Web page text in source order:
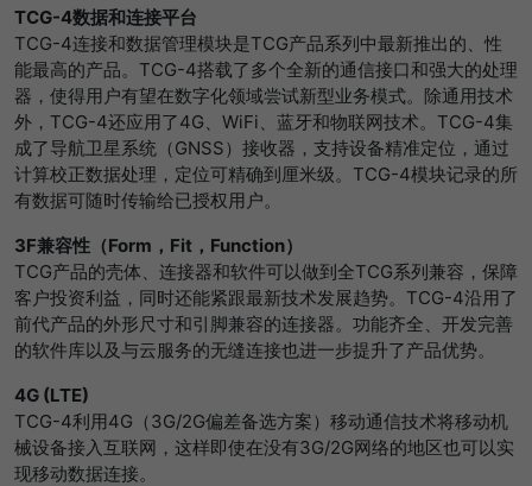
TCG-4数据和连接平台
TCG-4连接和数据管理模块是TCG产品系列中最新推出的、性
能最高的产品。TCG-4搭载了多个全新的通信接口和强大的处理
器，使得用户有望在数字化领域尝试新型业务模式。除通用技术
外，TCG-4还应用了4G、WiFi、蓝牙和物联网技术。TCG-4集
成了导航卫星系统（GNSS）接收器，支持设备精准定位，通过
计算校正数据处理，定位可精确到厘米级。TCG-4模块记录的所
有数据可随时传输给已授权用户。
3F兼容性（Form ， Fit ， Function）
TCG产品的壳体、连接器和软件可以做到全TCG系列兼容，保障
客户投资利益，同时还能紧跟最新技术发展趋势。TCG-4沿用了
前代产品的外形尺寸和引脚兼容的连接器。功能齐全、开发完善
的软件库以及与云服务的无缝连接也进一步提升了产品优势。
4G (LTE)
TCG-4利用4G（3G/2G偏差备选方案）移动通信技术将移动机
械设备接入互联网，这样即使在没有3G/2G网络的地区也可以实
现移动数据连接。
名字 _gat
提供者 谷歌
寿命 一天
谷歌分析使用此cookie来帮助降低请求速
上。
名字 _gid
寿命 一天
提供者 Empfehlungsbund
寿命 1 Jahr
目的
Wird von Empfehlungsbund.de gesetzt,
um die Session des Besuchers für
Bewerbungs- und
Empfehlungsfunktionen zu speichern.
LinkedIn/Marketing
Das LinkedIn Insight Tag wird verwendet, um Besuche und
Aktionen auf unserer Website nachzuverfolgen. Die Daten
helfen uns, die Wirksamkeit von Werbekampagnen zu
messen und interessenbasierte Werbung auf LinkedIn
anzuzeigen.
名字 li_gc
提供者 LinkedIn
寿命 6 Monate
目的
zur Verwendung von Cookies für nicht
wesentliche Zwecke.
显示cookie信息